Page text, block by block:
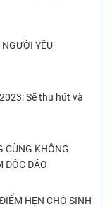
YÊU
Sẽ thu hút và
CÙNG KHÔNG
ĐỘC ĐÁO
HẸN CHO SINH